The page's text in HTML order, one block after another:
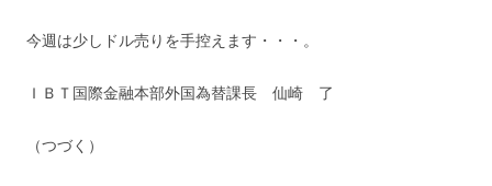
今週は少しドル売りを手控えます・・・。
ＩＢＴ国際金融本部外国為替課長 仙崎 了
（つづく）